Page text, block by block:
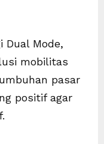
Dual Mode,
mobilitas
pasar
positif agar